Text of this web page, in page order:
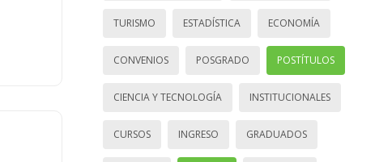
TURISMO ESTADÍSTICA ECONOMÍA
CONVENIOS POSGRADO POSTÍTULOS
CIENCIA Y TECNOLOGÍA INSTITUCIONALES
CURSOS INGRESO GRADUADOS